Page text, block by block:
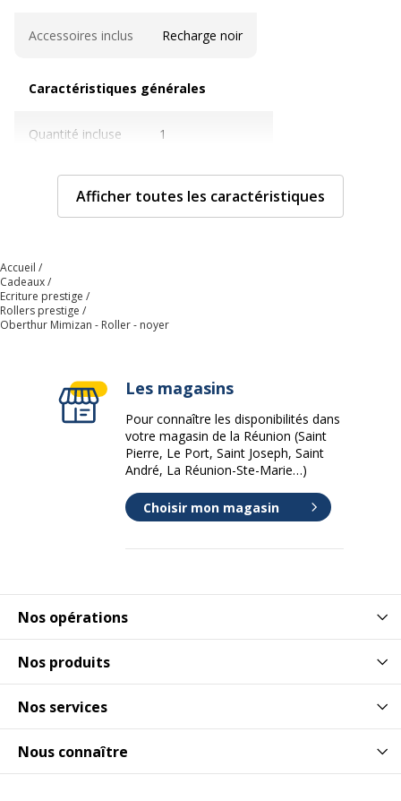
Accessoires inclus Recharge noir
Caractéristiques générales
Quantité incluse 1
Sous-catégorie Stylos et crayons
Type de produit
Caractéristiques techniques
Caractéristiques techniques
Clip poche Oui
Couleur d'écriture Noir
Capuchon en métal
Casquette sérigraphiée
Données d'identification
Données d'identification
Afficher toutes les caractéristiques
Accueil
Cadeaux
Ecriture prestige
Rollers prestige
Oberthur Mimizan - Roller - noyer
Nos opérations
Nos produits
Nos services
Nous connaître
Les magasins
Pour connaître les disponibilités dans
votre magasin de la Réunion (Saint
Pierre, Le Port, Saint Joseph, Saint
André, La Réunion-Ste-Marie…)
Choisir mon magasin